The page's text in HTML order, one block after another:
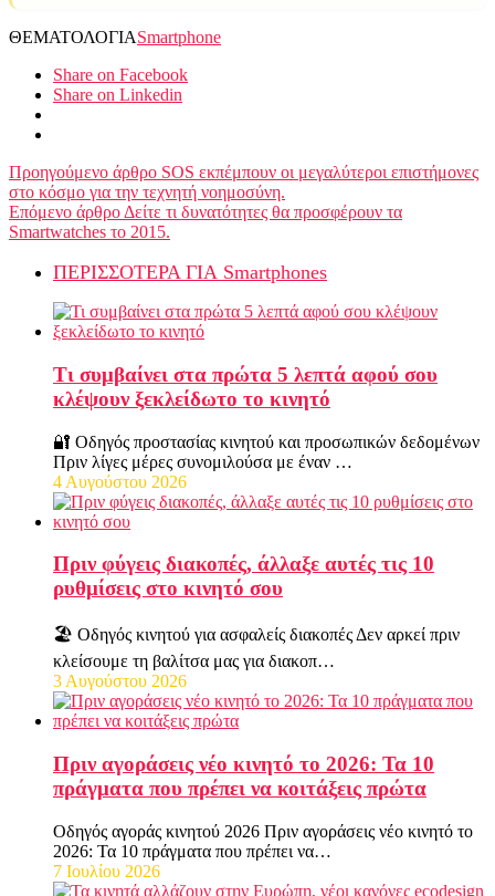
ΘΕΜΑΤΟΛΟΓΙΑSmartphone
Share on Facebook
Share on Linkedin
Προηγούμενο άρθρο SOS εκπέμπουν οι μεγαλύτεροι επιστήμονες
στο κόσμο για την τεχνητή νοημοσύνη.
Επόμενο άρθρο Δείτε τι δυνατότητες θα προσφέρουν τα
Smartwatches το 2015.
ΠΕΡΙΣΣΟΤΕΡΑ ΓΙΑ Smartphones
Τι συμβαίνει στα πρώτα 5 λεπτά αφού σου
κλέψουν ξεκλείδωτο το κινητό
🔐 Οδηγός προστασίας κινητού και προσωπικών δεδομένων
Πριν λίγες μέρες συνομιλούσα με έναν …
4 Αυγούστου 2026
Πριν φύγεις διακοπές, άλλαξε αυτές τις 10
ρυθμίσεις στο κινητό σου
🏖️ Οδηγός κινητού για ασφαλείς διακοπές Δεν αρκεί πριν
κλείσουμε τη βαλίτσα μας για διακοπ…
3 Αυγούστου 2026
Πριν αγοράσεις νέο κινητό το 2026: Τα 10
πράγματα που πρέπει να κοιτάξεις πρώτα
Οδηγός αγοράς κινητού 2026 Πριν αγοράσεις νέο κινητό το
2026: Τα 10 πράγματα που πρέπει να…
7 Ιουλίου 2026